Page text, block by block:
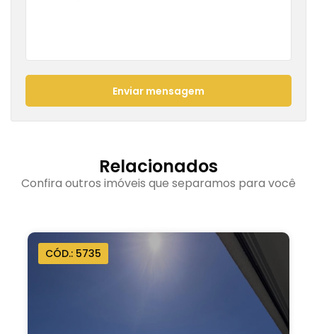
Enviar mensagem
Relacionados
Confira outros imóveis que separamos para você
CÓD.: 5746